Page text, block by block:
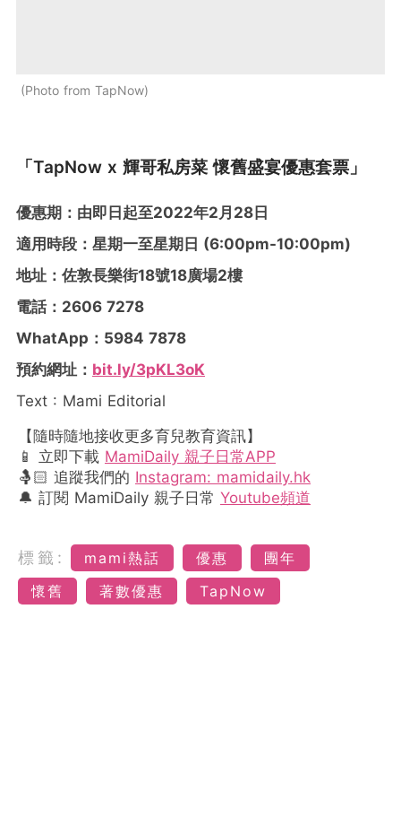
Photo from TapNow
「TapNow x 輝哥私房菜 懷舊盛宴優惠套票」
優惠期：由即日起至2022年2月28日
適用時段：星期一至星期日 (6:00pm-10:00pm)
地址：佐敦長樂街18號18廣場2樓
電話：2606 7278
WhatApp：5984 7878
預約網址： bit.ly/3pKL3oK
Text : Mami Editorial
【隨時隨地接收更多育兒教育資訊】
📱 立即下載 MamiDaily 親子日常APP
🤱🏻 追蹤我們的 Instagram: mamidaily.hk
🔔 訂閱 MamiDaily 親子日常 Youtube頻道
標籤: mami熱話 優惠
團年
懷舊
著數優惠 TapNow